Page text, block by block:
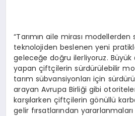
“Tarımın aile mirası
teknolojiden beslenen yeni
geleceğe doğru ilerliyoruz. Büyük
yapan çiftçilerin sürdürülebilir
tarım sübvansiyonları için
arayan Avrupa Birliği gibi
karşılarken çiftçilerin gönüllü
gelir fırsatlarından